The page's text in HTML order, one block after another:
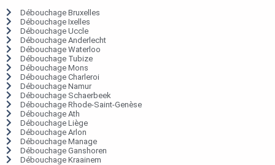
Débouchage Bruxelles
Débouchage Ixelles
Débouchage Uccle
Débouchage Anderlecht
Débouchage Waterloo
Débouchage Tubize
Débouchage Mons
Débouchage Charleroi
Débouchage Namur
Débouchage Schaerbeek
Débouchage Rhode-Saint-Genèse
Débouchage Ath
Débouchage Liège
Débouchage Arlon
Débouchage Manage
Débouchage Ganshoren
Débouchage Kraainem